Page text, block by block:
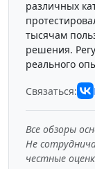
различных
тысячам
решения.
реального
Связаться:
Все обзоры
Не
честные